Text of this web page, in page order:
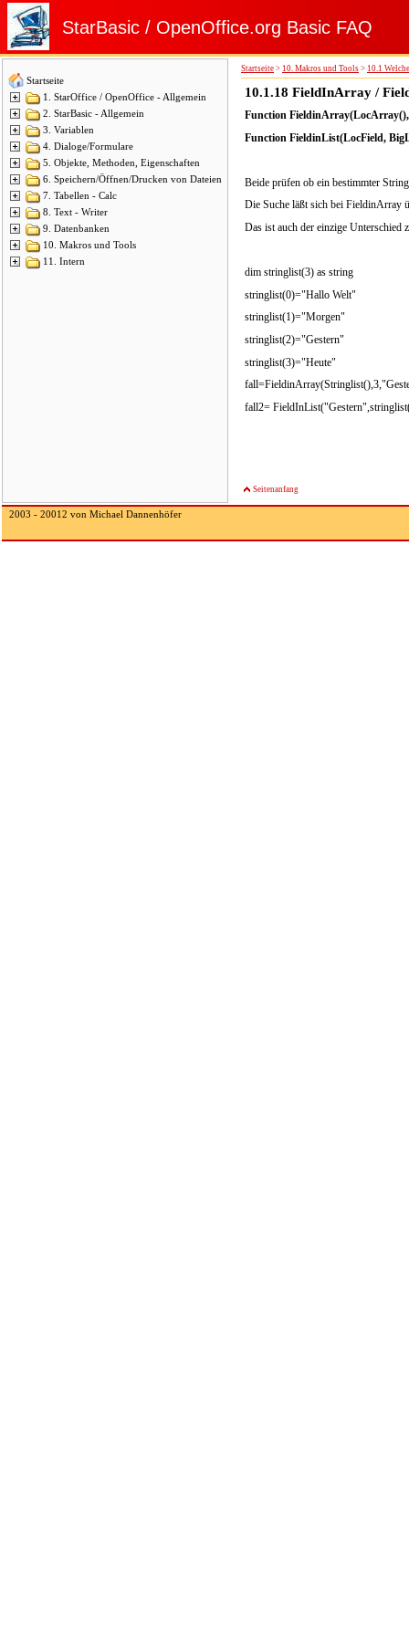
StarBasic / OpenOffice.org Basic FAQ
Startseite
1. StarOffice / OpenOffice - Allgemein
2. StarBasic - Allgemein
3. Variablen
4. Dialoge/Formulare
5. Objekte, Methoden, Eigenschaften
6. Speichern/Öffnen/Drucken von Dateien
7. Tabellen - Calc
8. Text - Writer
9. Datenbanken
10. Makros und Tools
11. Intern
Startseite > 10. Makros und Tools > 10.1
10.1.18 FieldInArray /
Function FieldinArray(LocArray(),
Function FieldinList(LocField,
Beide prüfen ob ein bestimmter
Die Suche läßt sich bei FieldinArray
Das ist auch der einzige Unterschied
dim stringlist(3) as string
stringlist(0)="Hallo Welt"
stringlist(1)="Morgen"
stringlist(2)="Gestern"
stringlist(3)="Heute"
fall2=
Seitenanfang
2003 - 20012 von Michael Dannenhöfer